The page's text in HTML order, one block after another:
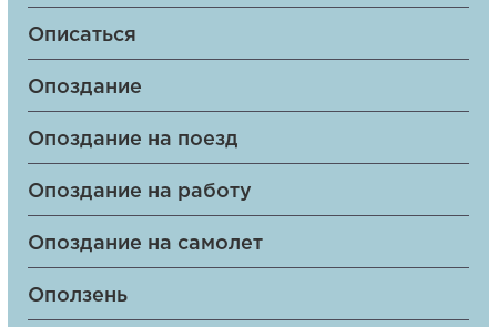
Описаться
Опоздание
Опоздание на поезд
Опоздание на работу
Опоздание на самолет
Оползень